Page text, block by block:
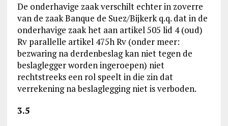
De onderhavige zaak verschilt echter in zoverre
van de zaak Banque de Suez/Bijkerk q.q. dat in de
onderhavige zaak het aan artikel 505 lid 4 (oud)
Rv parallelle artikel 475h Rv (onder meer:
bezwaring na derdenbeslag kan niet tegen de
beslaglegger worden ingeroepen) niet
rechtstreeks een rol speelt in die zin dat
verrekening na beslaglegging niet is verboden.
3.5